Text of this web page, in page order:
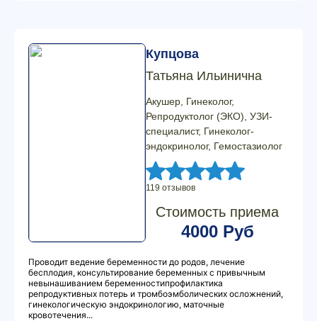
Купцова
Татьяна Ильинична
Акушер, Гинеколог,
Репродуктолог (ЭКО), УЗИ-
специалист, Гинеколог-
эндокринолог, Гемостазиолог
119 отзывов
Стоимость приема
4000 Руб
Проводит ведение беременности до родов, лечение
бесплодия, консультирование беременных с привычным
невынашиванием беременностипрофилактика
репродуктивных потерь и тромбоэмболических осложнений,
гинекологическую эндокринологию, маточные
кровотечения...